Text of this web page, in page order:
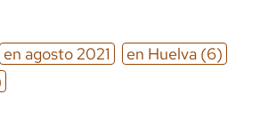
en agosto 2021 en Huelva (6)